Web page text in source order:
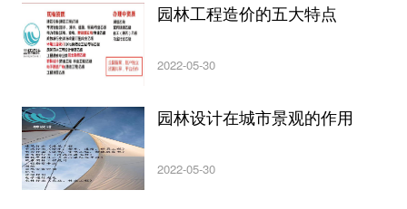
园林工程造价的五大特点
2022-05-30
园林设计在城市景观的作用
2022-05-30